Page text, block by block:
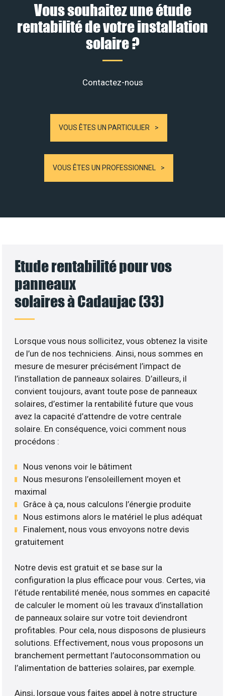
Vous souhaitez une étude
rentabilité de votre installation
solaire ?
Contactez-nous
VOUS ÊTES UN PARTICULIER
VOUS ÊTES UN PROFESSIONNEL
Etude rentabilité pour vos
panneaux
solaires à Cadaujac (33)
Lorsque vous nous sollicitez, vous obtenez la visite
de l’un de nos techniciens. Ainsi, nous sommes en
mesure de mesurer précisément l’impact de
l’installation de panneaux solaires. D’ailleurs, il
convient toujours, avant toute pose de panneaux
solaires, d’estimer la rentabilité future que vous
avez la capacité d’attendre de votre centrale
solaire. En conséquence, voici comment nous
procédons :
Nous venons voir le bâtiment
Nous mesurons l’ensoleillement moyen et
maximal
Grâce à ça, nous calculons l’énergie produite
Nous estimons alors le matériel le plus adéquat
Finalement, nous vous envoyons notre devis
gratuitement
Notre devis est gratuit et se base sur la
configuration la plus efficace pour vous. Certes, via
l’étude rentabilité menée, nous sommes en capacité
de calculer le moment où les travaux d’installation
de panneaux solaire sur votre toit deviendront
profitables. Pour cela, nous disposons de plusieurs
solutions. Effectivement, nous vous proposons un
branchement permettant l’autoconsommation ou
l’alimentation de batteries solaires, par exemple.
Ainsi, lorsque vous faites appel à notre structure